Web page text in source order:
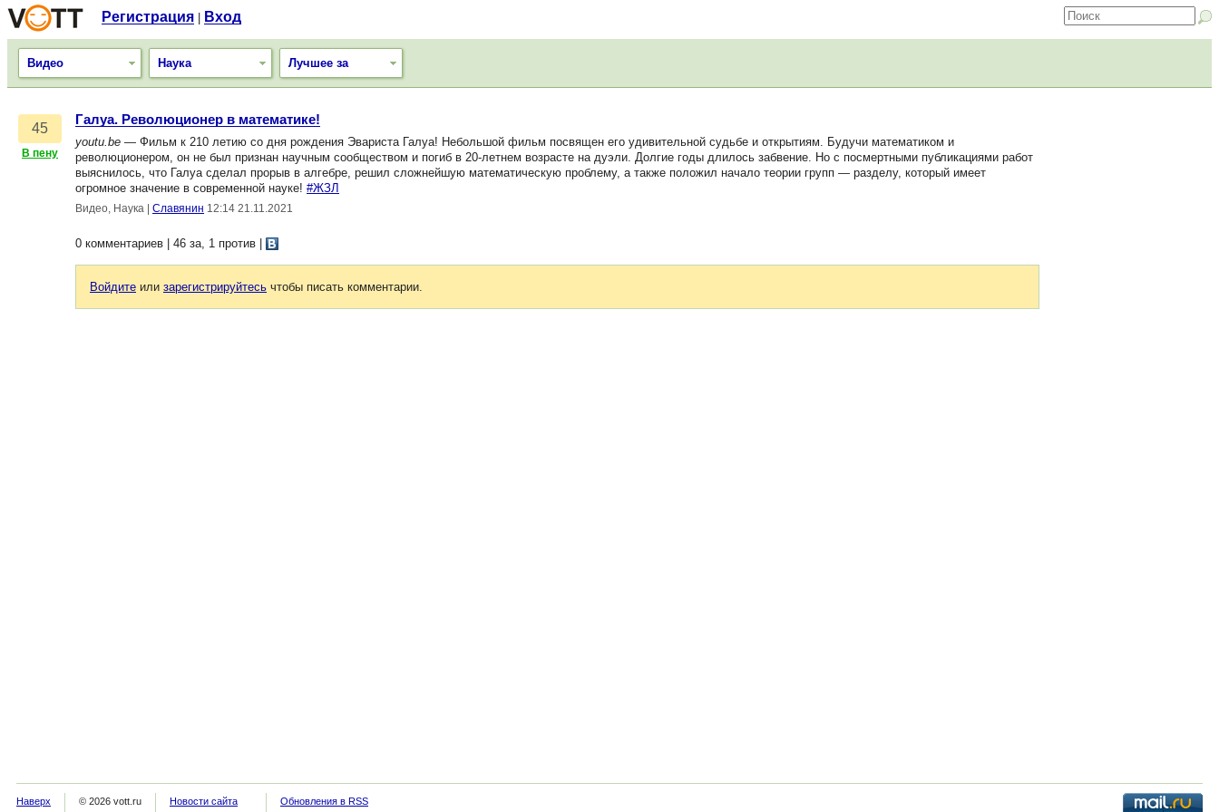
Регистрация Вход
Видео Наука Лучшее за
45
В пену
Галуа. Революционер в математике!
youtu.be — Фильм к 210 летию со дня рождения Эвариста Галуа! Небольшой фильм посвящен его удивительной судьбе и открытиям. Будучи математиком и
революционером, он не был признан научным сообществом и погиб в 20-летнем возрасте на дуэли. Долгие годы длилось забвение. Но с посмертными публикациями работ
выяснилось, что Галуа сделал прорыв в алгебре, решил сложнейшую математическую проблему, а также положил начало теории групп — разделу, который имеет
огромное значение в современной науке! #ЖЗЛ
Видео, Наука Славянин 12:14 21.11.2021
0 комментариев | 46 за, 1 против
Войдите или зарегистрируйтесь чтобы писать комментарии.
Наверх © 2026 vott.ru Новости сайта Обновления в RSS